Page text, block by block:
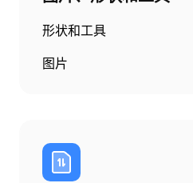
形状和工具
图片